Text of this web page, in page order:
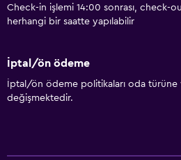
Medya ve eğlence
Genel
Depo
Kasa
Check-in işlemi 14:00 sonrası, check-
herhangi bir saatte yapılabilir
İptal/ön ödeme
İptal/ön ödeme politikaları oda
değişmektedir.